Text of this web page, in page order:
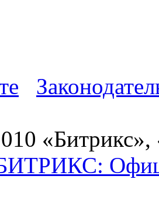
«Битрикс»,